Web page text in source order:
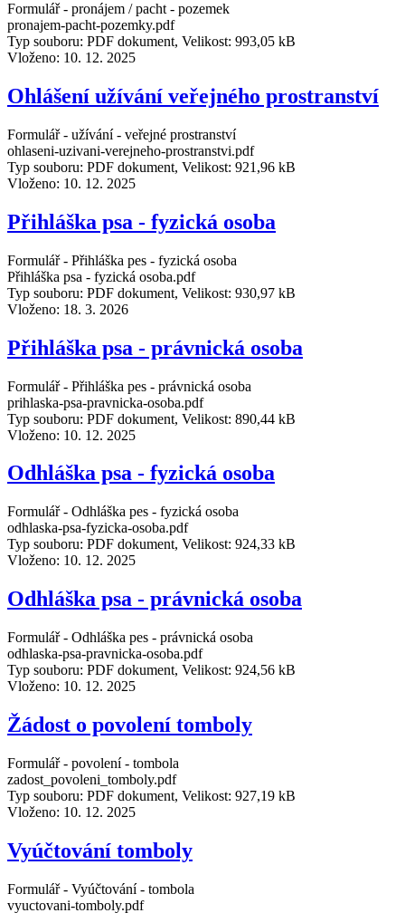
Formulář - pronájem / pacht - pozemek
pronajem-pacht-pozemky.pdf
Typ souboru: PDF dokument, Velikost: 993,05 kB
Vloženo: 10. 12. 2025
Ohlášení užívání veřejného prostranství
Formulář - užívání - veřejné prostranství
ohlaseni-uzivani-verejneho-prostranstvi.pdf
Typ souboru: PDF dokument, Velikost: 921,96 kB
Vloženo: 10. 12. 2025
Přihláška psa - fyzická osoba
Formulář - Přihláška pes - fyzická osoba
Přihláška psa - fyzická osoba.pdf
Typ souboru: PDF dokument, Velikost: 930,97 kB
Vloženo: 18. 3. 2026
Přihláška psa - právnická osoba
Formulář - Přihláška pes - právnická osoba
prihlaska-psa-pravnicka-osoba.pdf
Typ souboru: PDF dokument, Velikost: 890,44 kB
Vloženo: 10. 12. 2025
Odhláška psa - fyzická osoba
Formulář - Odhláška pes - fyzická osoba
odhlaska-psa-fyzicka-osoba.pdf
Typ souboru: PDF dokument, Velikost: 924,33 kB
Vloženo: 10. 12. 2025
Odhláška psa - právnická osoba
Formulář - Odhláška pes - právnická osoba
odhlaska-psa-pravnicka-osoba.pdf
Typ souboru: PDF dokument, Velikost: 924,56 kB
Vloženo: 10. 12. 2025
Žádost o povolení tomboly
Formulář - povolení - tombola
zadost_povoleni_tomboly.pdf
Typ souboru: PDF dokument, Velikost: 927,19 kB
Vloženo: 10. 12. 2025
Vyúčtování tomboly
Formulář - Vyúčtování - tombola
vyuctovani-tomboly.pdf